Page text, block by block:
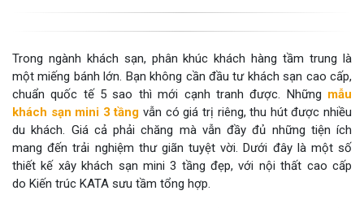
Trong ngành khách sạn, phân khúc khách hàng tầm trung là
một miếng bánh lớn. Bạn không cần đầu tư khách sạn cao cấp,
chuẩn quốc tế 5 sao thì mới cạnh tranh được. Những mẫu
khách sạn mini 3 tầng vẫn có giá trị riêng, thu hút được nhiều
du khách. Giá cả phải chăng mà vẫn đầy đủ những tiện ích
mang đến trải nghiệm thư giãn tuyệt vời. Dưới đây là một số
thiết kế xây khách sạn mini 3 tầng đẹp, với nội thất cao cấp
do Kiến trúc KATA sưu tầm tổng hợp.